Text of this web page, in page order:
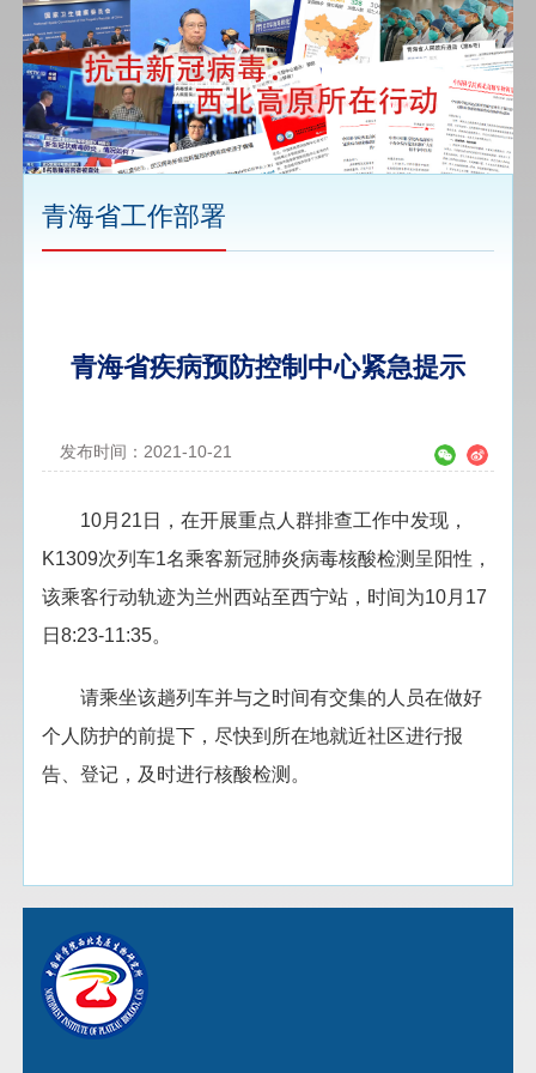
青海省工作部署
青海省疾病预防控制中心紧急提示
发布时间：2021-10-21
10月21日，在开展重点人群排查工作中发现，
K1309次列车1名乘客新冠肺炎病毒核酸检测呈阳性，
该乘客行动轨迹为兰州西站至西宁站，时间为10月17
日8:23-11:35。
请乘坐该趟列车并与之时间有交集的人员在做好
个人防护的前提下，尽快到所在地就近社区进行报
告、登记，及时进行核酸检测。